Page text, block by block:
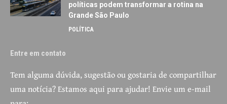
políticas podem transformar a rotina na
Grande São Paulo
POLÍTICA
Entre em contato
Tem alguma dúvida, sugestão ou gostaria de compartilhar
uma notícia? Estamos aqui para ajudar! Envie um e-mail